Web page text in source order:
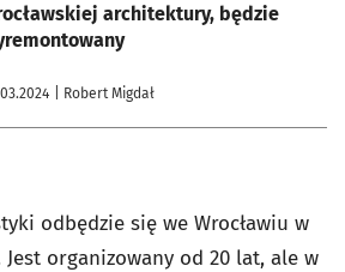
architektury, będzie
| Robert Migdał
odbędzie się we Wrocławiu w
organizowany od 20 lat, ale w